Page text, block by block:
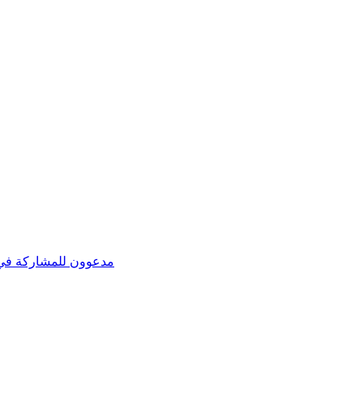
مدعوون للمشاركة في